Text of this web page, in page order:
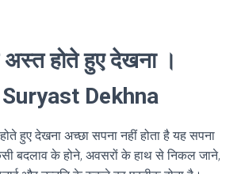
होते हुए देखना ।
Dekhna
हुए देखना अच्छा सपना नहीं होता है यह सपना
बदलाव के होने, अवसरों के हाथ से निकल जाने,